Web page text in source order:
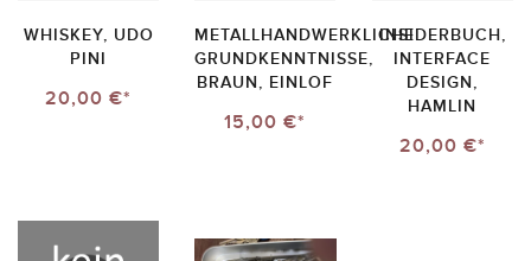
WHISKEY, UDO
PINI
20,00 €*
METALLHANDWERKLICHE
GRUNDKENNTNISSE,
BRAUN, EINLOF
15,00 €*
INSIDERBUCH,
INTERFACE
DESIGN,
HAMLIN
20,00 €*